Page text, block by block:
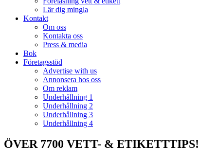
Lär dig mingla
Kontakt
Om oss
Kontakta oss
Press & media
Bok
Företagsstöd
Advertise with us
Annonsera hos oss
Om reklam
Underhållning 1
Underhållning 2
Underhållning 3
Underhållning 4
ÖVER 7700 VETT- & ETIKETTTIPS!